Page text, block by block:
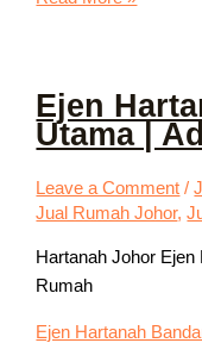
Ejen
Utama |
Leave a Comment /
Jual Rumah Johor,
Hartanah Johor
Rumah
Ejen Hartanah